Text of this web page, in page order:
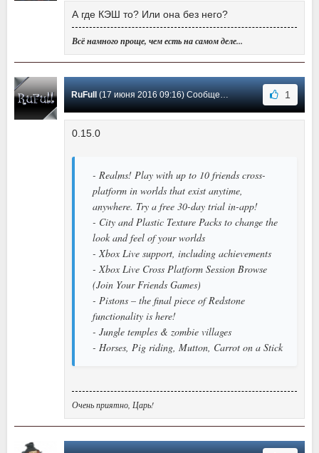
А где КЭШ то? Или она без него?
Всё намного проще, чем есть на самом деле...
RuFull (17 июня 2016 09:16) Сообщение #47 1
0.15.0
- Realms! Play with up to 10 friends cross-
platform in worlds that exist anytime,
anywhere. Try a free 30-day trial in-app!
- City and Plastic Texture Packs to change the
look and feel of your worlds
- Xbox Live support, including achievements
- Xbox Live Cross Platform Session Browse
(Join Your Friends Games)
- Pistons – the final piece of Redstone
functionality is here!
- Jungle temples & zombie villages
- Horses, Pig riding, Mutton, Carrot on a Stick
Очень приятно, Царь!